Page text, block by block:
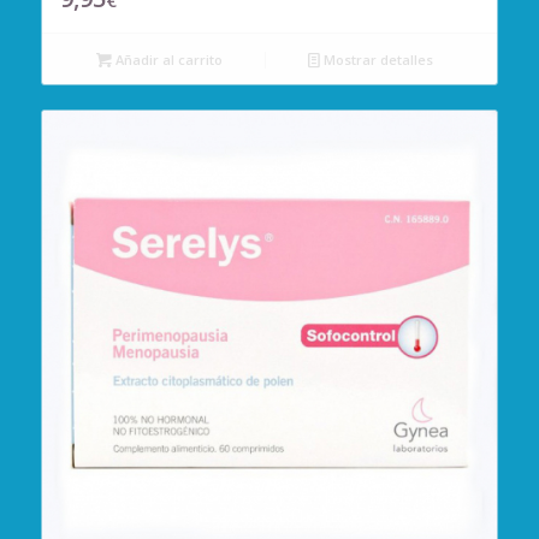
Añadir al carrito Mostrar detalles